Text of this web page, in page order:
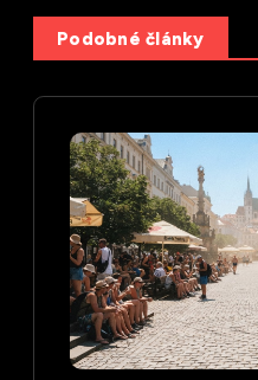
a
c
Podobné články